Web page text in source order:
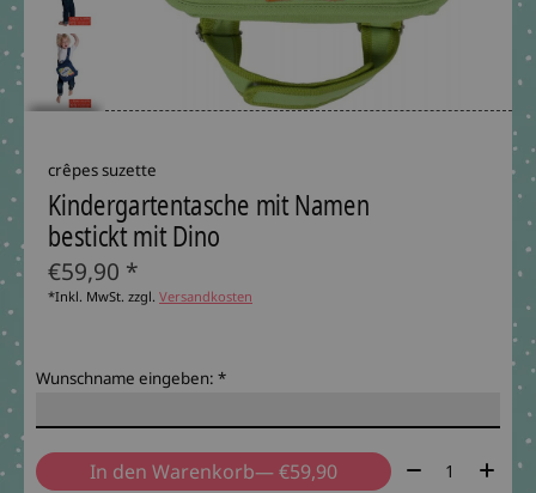
crêpes suzette
Kindergartentasche mit Namen
bestickt mit Dino
€59,90 *
*Inkl. MwSt. zzgl. Versandkosten
Wunschname eingeben: *
In den Warenkorb — €59,90 Menge: